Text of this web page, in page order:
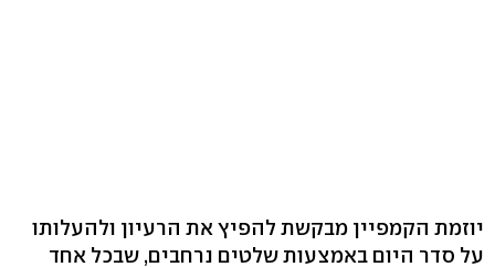
יוזמת הקמפיין מבקשת להפיץ את הרעיון ולהעלותו
על סדר היום באמצעות שלטים נרחבים, שבכל אחד